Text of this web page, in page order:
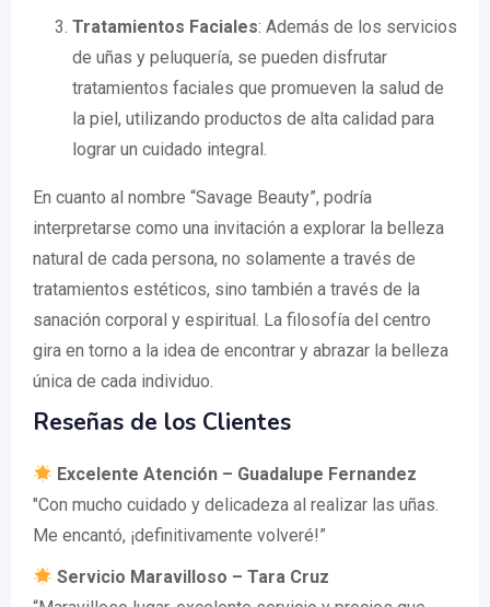
Tratamientos Faciales: Además de los servicios
de uñas y peluquería, se pueden disfrutar
tratamientos faciales que promueven la salud de
la piel, utilizando productos de alta calidad para
lograr un cuidado integral.
En cuanto al nombre “Savage Beauty”, podría
interpretarse como una invitación a explorar la belleza
natural de cada persona, no solamente a través de
tratamientos estéticos, sino también a través de la
sanación corporal y espiritual. La filosofía del centro
gira en torno a la idea de encontrar y abrazar la belleza
única de cada individuo.
Reseñas de los Clientes
Excelente Atención – Guadalupe Fernandez
"Con mucho cuidado y delicadeza al realizar las uñas.
Me encantó, ¡definitivamente volveré!”
Servicio Maravilloso – Tara Cruz